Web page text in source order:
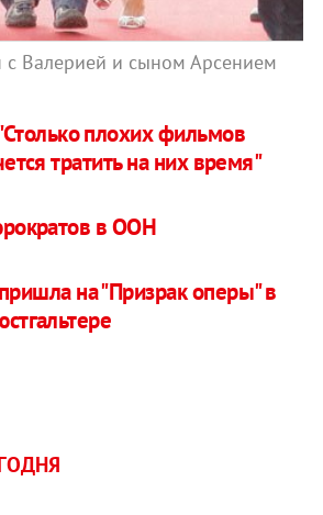
Валерией и сыном Арсением
плохих фильмов
тратить на них время"
в ООН
на "Призрак оперы" в